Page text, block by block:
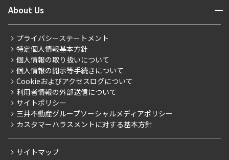
新着募集情報
こだわりから探す
こだわり一覧
プレミアムマンション
新築
当社限定（港区・渋谷区）
当社限定（港区・渋谷区以外）
三井不動産企画
住まいのコラム
会員ページ
ご入居・提携サービス
お部屋探しからご契約まで
よくあるご質問
社宅紹介
【仲介会社様向け】当社仲介事業部取り扱い物件入居申込
About Us 開閉
会社情報
事業案内
採用情報
ニュースリリース
お問い合わせ
プライバシーステートメント
特定個人情報基本方針
個人情報の取り扱いについて
個人情報の開示等手続きについて
Cookieおよびアクセスログについて
利用者情報の外部送信について
サイトポリシー
三井不動産グループソーシャルメディアポリシー
カスタマーハラスメントに対する基本方針
サイトマップ